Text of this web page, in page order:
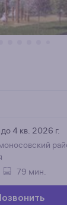
4 кв. 2026 г.
79 мин.